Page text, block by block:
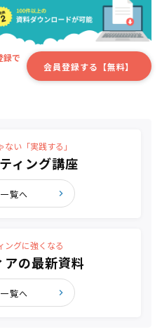
録で
会員登録する【無料】
ない「実践する」
ィング講座
覧へ
ングに強くなる
の最新資料
覧へ